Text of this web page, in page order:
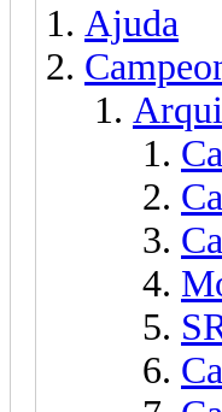
Ajuda